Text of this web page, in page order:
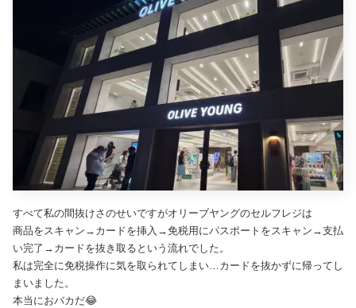
すべて私の間抜けさのせいですがオリーブヤングのセルフレジは
商品をスキャン→カードを挿入→免税用にパスポートをスキャン→支払
い完了→カードを抜き取るという流れでした。
私は完全に免税操作に気を取られてしまい…カードを抜かずに帰ってし
まいました。
本当におバカだ😂